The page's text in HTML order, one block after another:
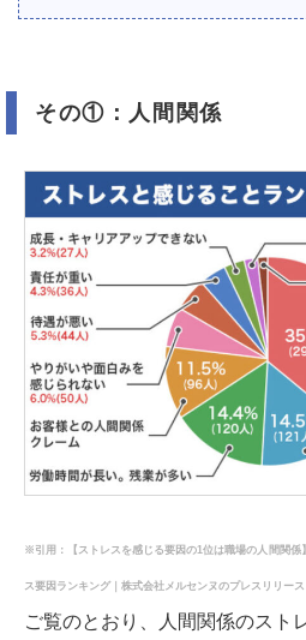
その①：人間関係
※引用：【ストレスを感じる要因の1位は職場の人間関係
ス要因ランキング｜株式会社メルセンヌのプレスリリース
ご覧のとおり、人間関係のスト